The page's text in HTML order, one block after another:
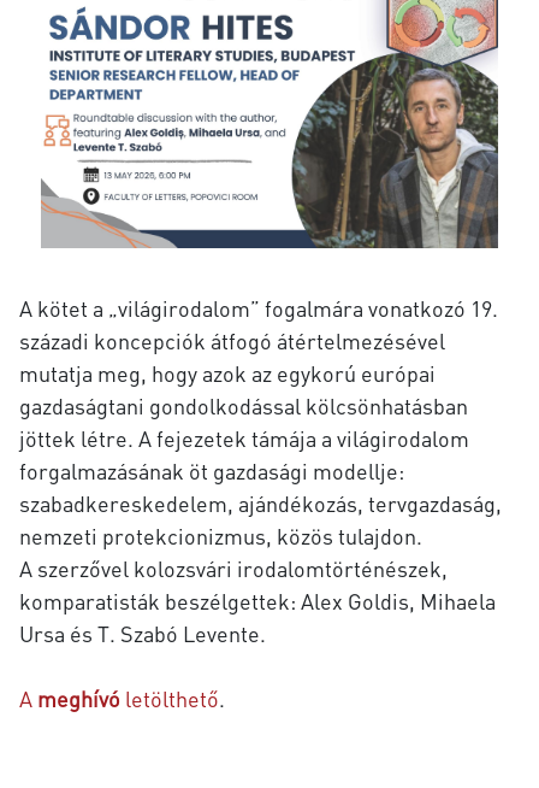
A kötet a „világirodalom” fogalmára vonatkozó 19.
századi koncepciók átfogó átértelmezésével
mutatja meg, hogy azok az egykorú európai
gazdaságtani gondolkodással kölcsönhatásban
jöttek létre. A fejezetek támája a világirodalom
forgalmazásának öt gazdasági modellje:
szabadkereskedelem, ajándékozás, tervgazdaság,
nemzeti protekcionizmus, közös tulajdon.
A szerzővel kolozsvári irodalomtörténészek,
komparatisták beszélgettek: Alex Goldis, Mihaela
Ursa és T. Szabó Levente.
A meghívó letölthető.